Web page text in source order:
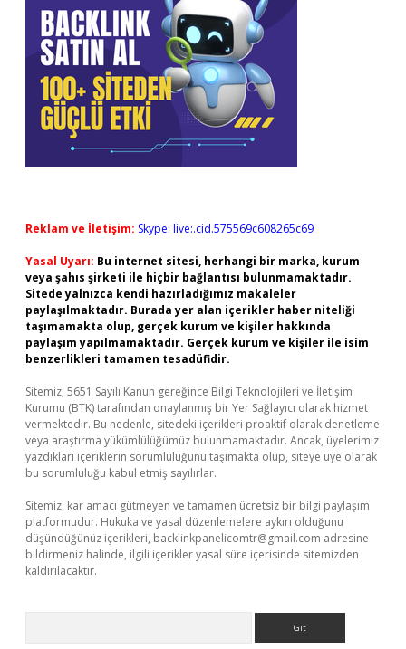
Reklam ve İletişim: Skype: live:.cid.575569c608265c69
Yasal Uyarı: Bu internet sitesi, herhangi bir marka, kurum
veya şahıs şirketi ile hiçbir bağlantısı bulunmamaktadır.
Sitede yalnızca kendi hazırladığımız makaleler
paylaşılmaktadır. Burada yer alan içerikler haber niteliği
taşımamakta olup, gerçek kurum ve kişiler hakkında
paylaşım yapılmamaktadır. Gerçek kurum ve kişiler ile isim
benzerlikleri tamamen tesadüfidir.
Sitemiz, 5651 Sayılı Kanun gereğince Bilgi Teknolojileri ve İletişim
Kurumu (BTK) tarafından onaylanmış bir Yer Sağlayıcı olarak hizmet
vermektedir. Bu nedenle, sitedeki içerikleri proaktif olarak denetleme
veya araştırma yükümlülüğümüz bulunmamaktadır. Ancak, üyelerimiz
yazdıkları içeriklerin sorumluluğunu taşımakta olup, siteye üye olarak
bu sorumluluğu kabul etmiş sayılırlar.
Sitemiz, kar amacı gütmeyen ve tamamen ücretsiz bir bilgi paylaşım
platformudur. Hukuka ve yasal düzenlemelere aykırı olduğunu
düşündüğünüz içerikleri, backlinkpanelicomtr@gmail.com adresine
bildirmeniz halinde, ilgili içerikler yasal süre içerisinde sitemizden
kaldırılacaktır.